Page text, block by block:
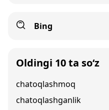
Bing
Oldingi 10 ta so‘z
chatoqlashmoq
chatoqlashganlik